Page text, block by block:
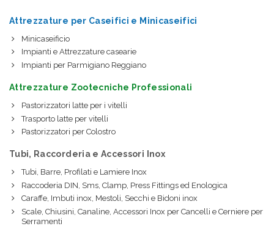
Attrezzature per Caseifici e Minicaseifici
Minicaseificio
Impianti e Attrezzature casearie
Impianti per Parmigiano Reggiano
Attrezzature Zootecniche Professionali
Pastorizzatori latte per i vitelli
Trasporto latte per vitelli
Pastorizzatori per Colostro
Tubi, Raccorderia e Accessori Inox
Tubi, Barre, Profilati e Lamiere Inox
Raccoderia DIN, Sms, Clamp, Press Fittings ed Enologica
Caraffe, Imbuti inox, Mestoli, Secchi e Bidoni inox
Scale, Chiusini, Canaline, Accessori Inox per Cancelli e Cerniere per
Serramenti